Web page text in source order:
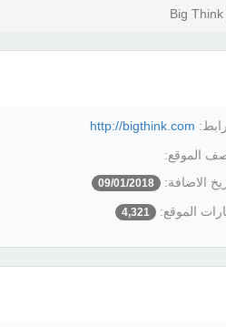
Big
http://bigthink.com
الموقع:
الاضافة:
09/01/2018
الموقع: 4,321